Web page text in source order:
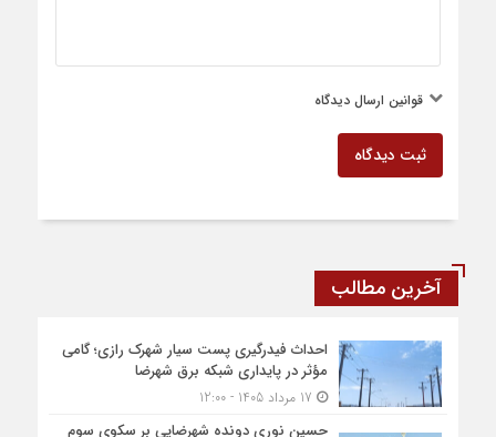
قوانین ارسال دیدگاه
ثبت دیدگاه
آخرین مطالب
احداث فیدرگیری پست سیار شهرک رازی؛ گامی
مؤثر در پایداری شبکه برق شهرضا
حسین نوری دونده شهرضایی بر سکوی سوم